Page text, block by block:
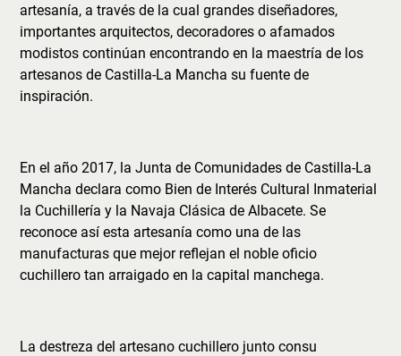
artesanía, a través de la cual grandes diseñadores,
importantes arquitectos, decoradores o afamados
modistos continúan encontrando en la maestría de los
artesanos de Castilla-La Mancha su fuente de
inspiración.
En el año 2017, la Junta de Comunidades de Castilla-La
Mancha declara como Bien de Interés Cultural Inmaterial
la Cuchillería y la Navaja Clásica de Albacete. Se
reconoce así esta artesanía como una de las
manufacturas que mejor reflejan el noble oficio
cuchillero tan arraigado en la capital manchega.
La destreza del artesano cuchillero junto consu